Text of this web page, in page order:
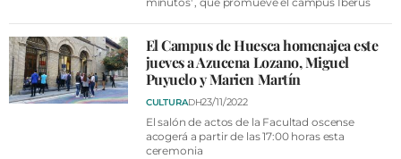
El Campus de Huesca homenajea este
jueves a Azucena Lozano, Miguel
Puyuelo y Marien Martín
CULTURADH23/11/2022
El salón de actos de la Facultad oscense
acogerá a partir de las 17:00 horas esta
ceremonia